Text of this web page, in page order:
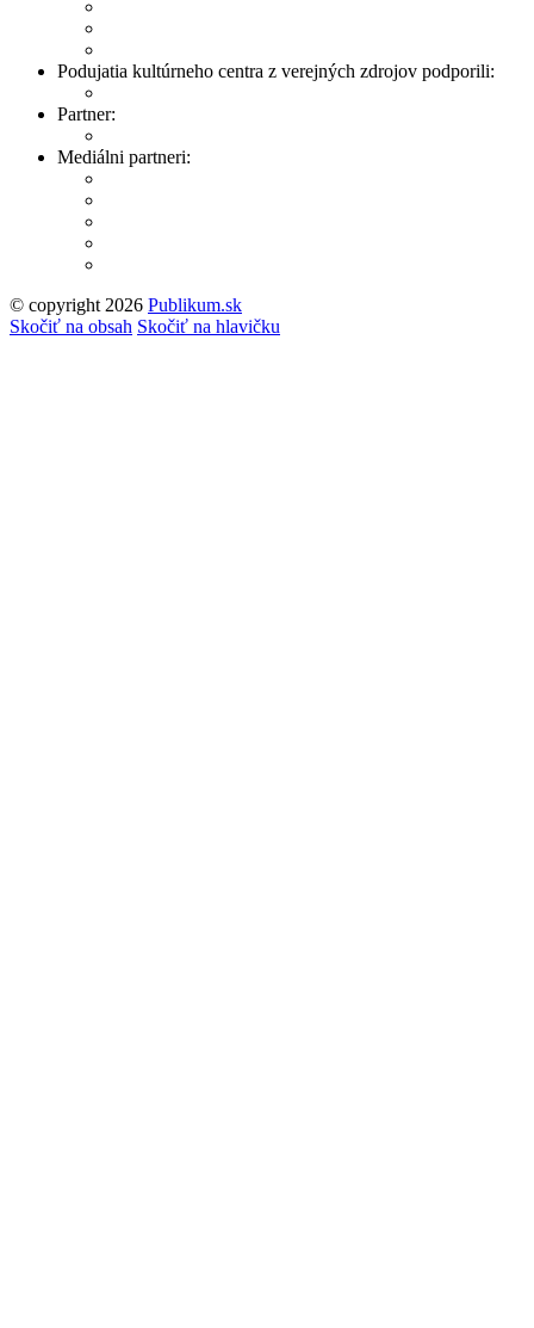
Podujatia kultúrneho centra z verejných zdrojov podporili:
Partner:
Mediálni partneri:
© copyright 2026 Publikum.sk
Tvorba stránok: Enjoy
Skočiť na obsah Skočiť na hlavičku